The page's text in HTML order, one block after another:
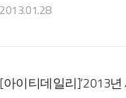
2013.01.28
[아이티데일리]‘2013